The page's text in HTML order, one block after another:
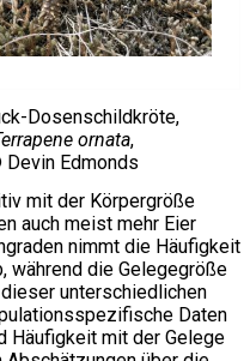
Dosenschildkröte,
ornata,
Edmonds
mit der Körpergröße
auch meist mehr Eier
nimmt die Häufigkeit
während die Gelegegröße
unterschiedlichen
Daten
Häufigkeit mit der Gelege